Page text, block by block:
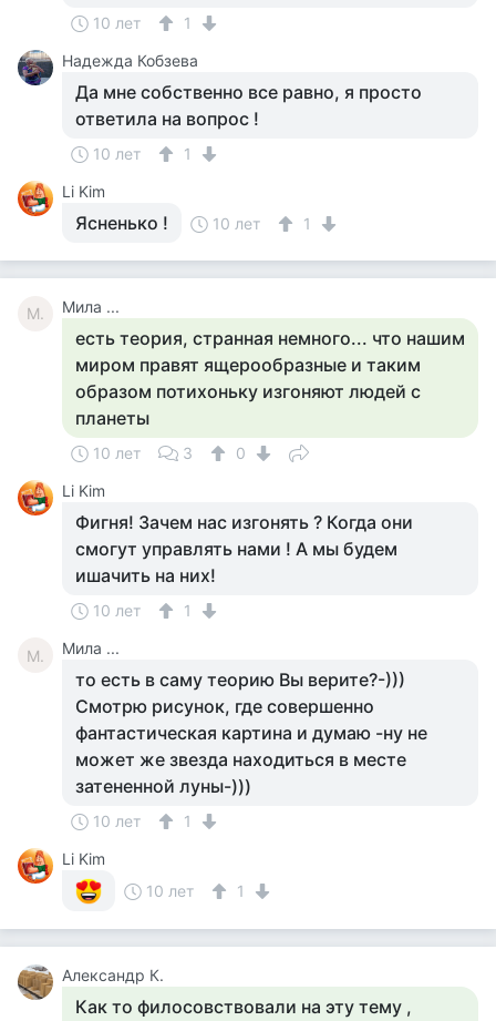
10 лет
1
Надежда Кобзева
Да мне собственно все равно, я просто
ответила на вопрос !
10 лет
1
Li Kim
Ясненько ! 10 лет 1
М. Мила ...
есть теория, странная немного... что нашим
миром правят ящерообразные и таким
образом потихоньку изгоняют людей с
планеты
10 лет 3
0
Li Kim
Фигня! Зачем нас изгонять ? Когда они
смогут управлять нами ! А мы будем
ишачить на них!
10 лет 1
М. Мила ...
то есть в саму теорию Вы верите?-)))
Смотрю рисунок, где совершенно
фантастическая картина и думаю -ну не
может же звезда находиться в месте
затененной луны-)))
10 лет
1
Li Kim
10 лет
1
Александр К.
Как то филосовствовали на эту тему ,